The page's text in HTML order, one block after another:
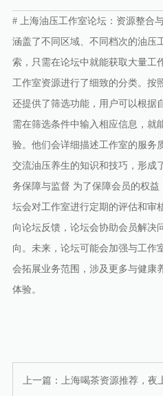
# 上海油压工作室论坛：资源整合
涵盖了不同区域、不同档次的油压
索，只需在论坛中就能获取大量工
工作室资源进行了细致的分类。按
还提供了筛选功能，用户可以根据
需在筛选条件中输入相应信息，就
验。他们会详细描述工作室的服务
交流油压养生的知识和技巧，形成
务保障与监督 为了保障会员的权
坛会对工作室进行定期的评估和审
向论坛反馈，论坛会协助会员解决
向。未来，论坛可能会加强与工作
会拓展业务范围，涉及更多与健康
体验。
上一篇： 上海喝茶资源推荐，夜